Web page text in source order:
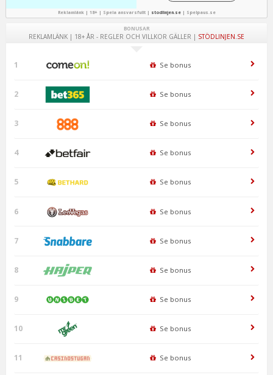
Reklamlänk | 18+ | Spela ansvarsfullt | stodlinjen.se| Spelpaus.se
BONUSAR
REKLAMLÄNK | 18+ ÅR - REGLER OCH VILLKOR GÄLLER | STÖDLINJEN.SE
1 Se bonus
2 Se bonus
3 Se bonus
4 Se bonus
5 Se bonus
6 Se bonus
7 Se bonus
8 Se bonus
9 Se bonus
10 Se bonus
11 Se bonus